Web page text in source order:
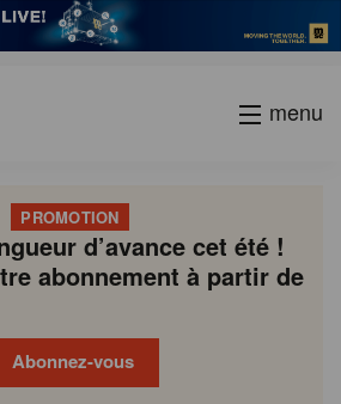
menu
PROMOTION
d’avance cet été !
abonnement à partir de
Abonnez-vous